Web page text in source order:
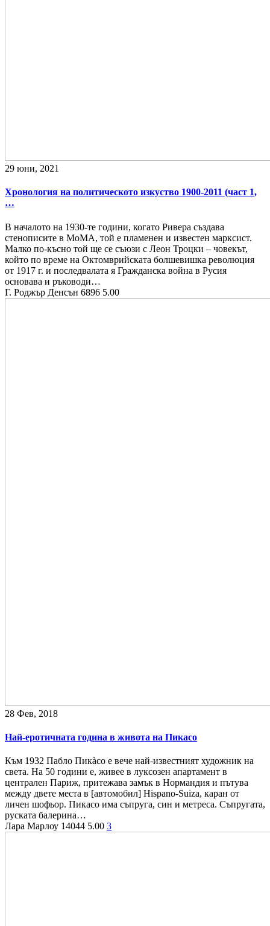
29 юни, 2021
Хронология на политическото изкуство 1900-2011 (част 1,
…
В началото на 1930-те години, когато Ривера създава
стенописите в МоМА, той е пламенен и известен марксист.
Малко по-късно той ще се съюзи с Леон Троцки – човекът,
който по време на Октомврийската болшевишка революция
от 1917 г. и последвалата я Гражданска война в Русия
основава и ръководи…
Г. Роджър Денсън 6896 5.00
28 Фев, 2018
Най-еротичната година в живота на Пикасо
Към 1932 Пабло Пикàсо е вече най-известният художник на
света. На 50 години е, живее в луксозен апартамент в
централен Париж, притежава замък в Нормандия и пътува
между двете места в [автомобил] Hispano-Suiza, каран от
личен шофьор. Пикасо има съпруга, син и метреса. Съпругата,
руската балерина…
Лара Марлоу 14044 5.00 3